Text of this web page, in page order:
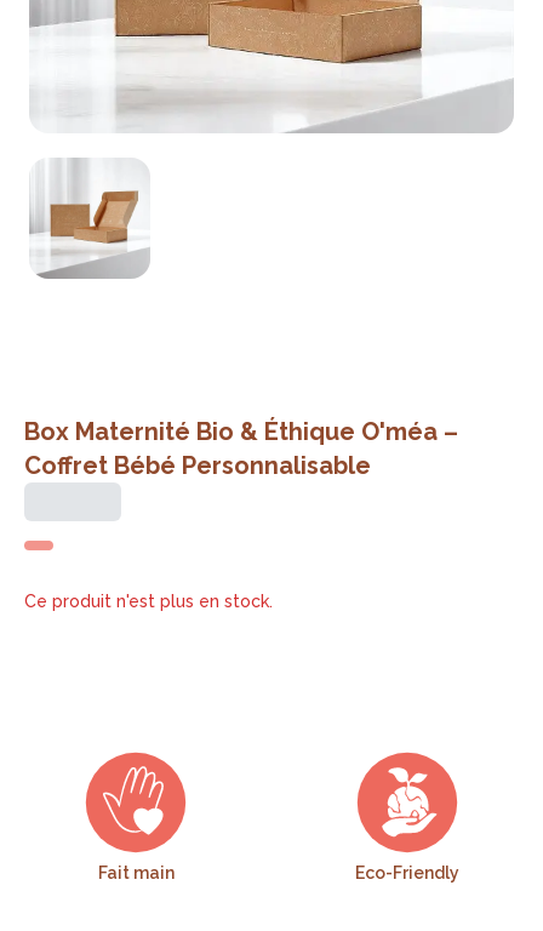
Box Maternité Bio & Éthique O'méa –
Coffret Bébé Personnalisable
Ce produit n'est plus en stock.
Fait main Eco-Friendly